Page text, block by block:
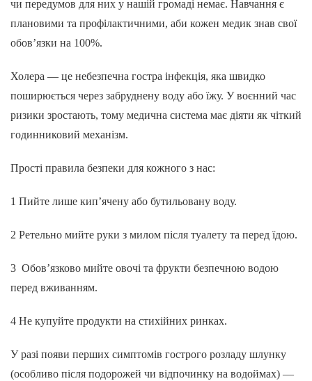
чи передумов для них у нашій громаді немає. Навчання є
плановими та профілактичними, аби кожен медик знав свої
обов’язки на 100%.
Холера — це небезпечна гостра інфекція, яка швидко
поширюється через забруднену воду або їжу. У воєнний час
ризики зростають, тому медична система має діяти як чіткий
годинниковий механізм.
Прості правила безпеки для кожного з нас:
1 Пийте лише кип’ячену або бутильовану воду.
2 Ретельно мийте руки з милом після туалету та перед їдою.
3 Обов’язково мийте овочі та фрукти безпечною водою
перед вживанням.
4 Не купуйте продукти на стихійних ринках.
У разі появи перших симптомів гострого розладу шлунку
(особливо після подорожей чи відпочинку на водоймах) —